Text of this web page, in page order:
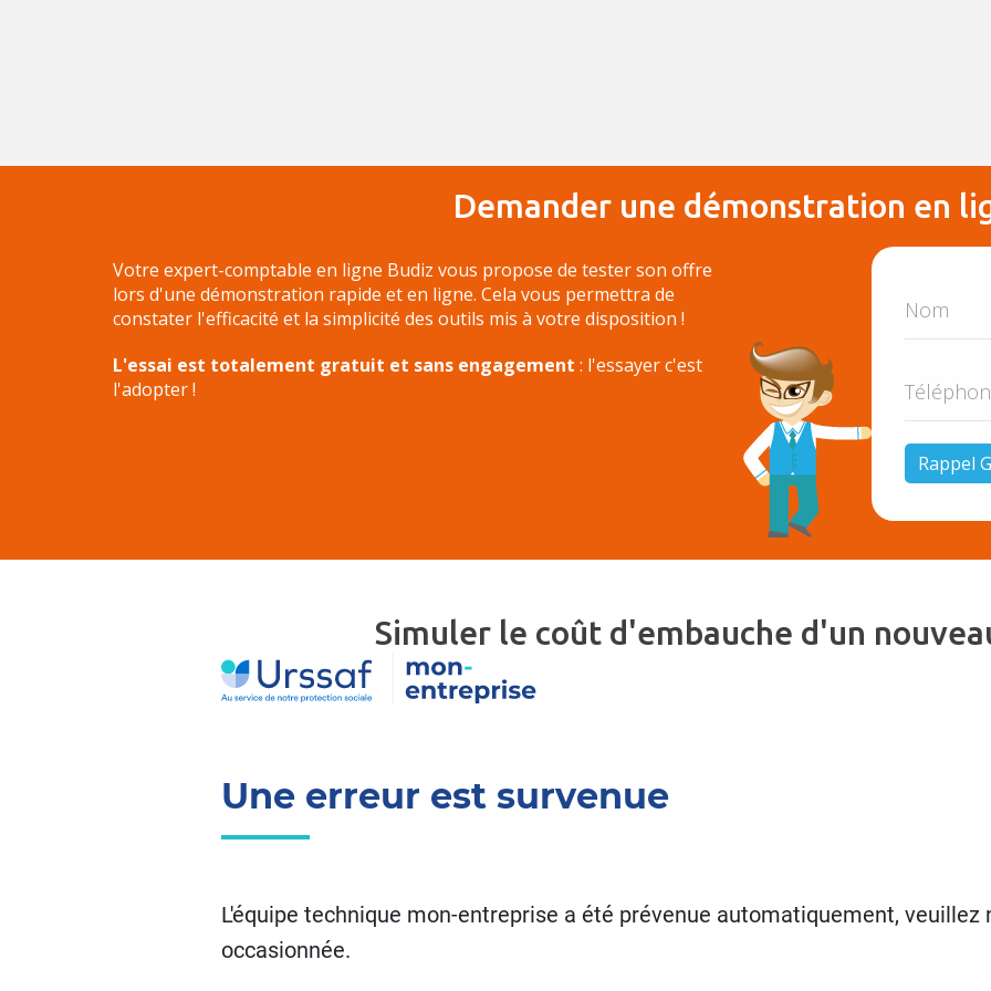
Demander une démonstration en
Votre expert-comptable en ligne Budiz vous propose de tester son offre
lors d'une démonstration rapide et en ligne. Cela vous permettra de
constater l'efficacité et la simplicité des outils mis à votre disposition !
L'essai est totalement gratuit et sans engagement : l'essayer c'est
l'adopter !
Simuler le coût d'embauche d'un